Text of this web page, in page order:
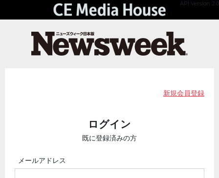
API Version 2.0
新規会員登録
ログイン
既に登録済みの方
メールアドレス